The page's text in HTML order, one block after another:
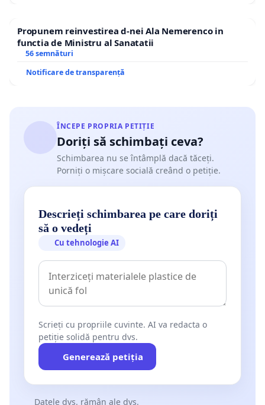
Propunem reinvestirea d-nei Ala Nemerenco in
functia de Ministru al Sanatatii
56 semnături
Notificare de transparență
ÎNCEPE PROPRIA PETIȚIE
Doriți să schimbați ceva?
Schimbarea nu se întâmplă dacă tăceți.
Porniți o mișcare socială creând o petiție.
Descrieți schimbarea pe care doriți
să o vedeți
Cu tehnologie AI
Scrieți cu propriile cuvinte. AI va redacta o
petiție solidă pentru dvs.
Generează petiția
Datele dvs. rămân ale dvs.